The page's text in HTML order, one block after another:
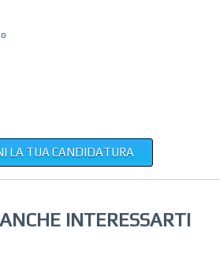
LA TUA CANDIDATURA
INTERESSARTI